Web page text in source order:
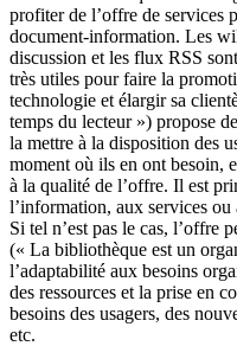
profiter de l’offre de services
document-information. Les
discussion et les flux RSS
très utiles pour faire la
technologie et élargir sa
temps du lecteur ») propose
la mettre à la disposition des
moment où ils en ont besoin,
à la qualité de l’offre. Il est
l’information, aux services
Si tel n’est pas le cas, l’offre
(« La bibliothèque est un
l’adaptabilité aux besoins
des ressources et la prise en
besoins des usagers, des
etc.